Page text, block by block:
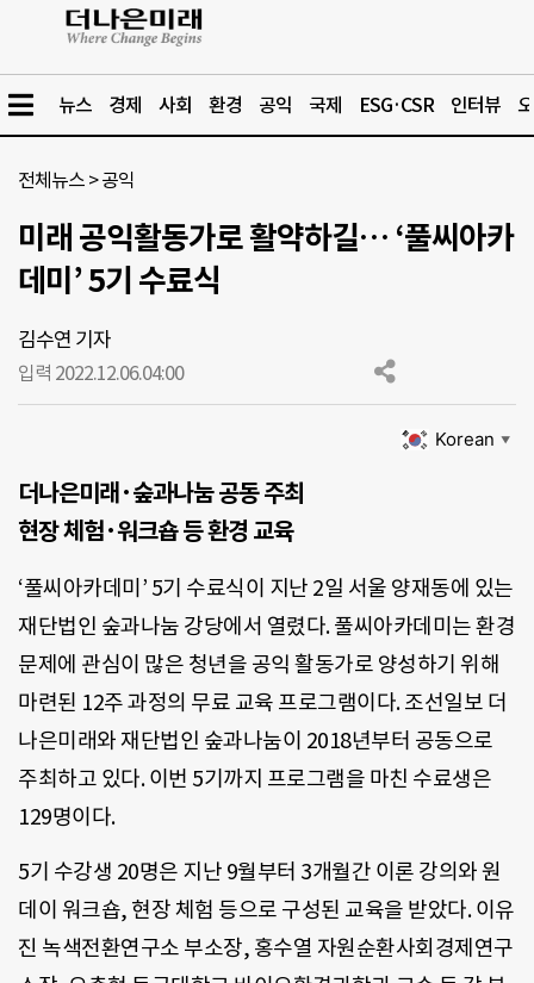
뉴스 경제 사회 환경 공익 국제 ESG·CSR 인터뷰
전체뉴스 >공익
미래 공익활동가로 활약하길… ‘풀씨아카
데미’ 5기 수료식
김수연 기자
입력 2022.12.06.04:00
Korean ▼
더나은미래·숲과나눔 공동 주최
현장 체험·워크숍 등 환경 교육
‘풀씨아카데미’ 5기 수료식이 지난 2일 서울 양재동에 있는
재단법인 숲과나눔 강당에서 열렸다. 풀씨아카데미는 환경
문제에 관심이 많은 청년을 공익 활동가로 양성하기 위해
마련된 12주 과정의 무료 교육 프로그램이다. 조선일보 더
나은미래와 재단법인 숲과나눔이 2018년부터 공동으로
주최하고 있다. 이번 5기까지 프로그램을 마친 수료생은
129명이다.
5기 수강생 20명은 지난 9월부터 3개월간 이론 강의와 원
데이 워크숍, 현장 체험 등으로 구성된 교육을 받았다. 이유
진 녹색전환연구소 부소장, 홍수열 자원순환사회경제연구